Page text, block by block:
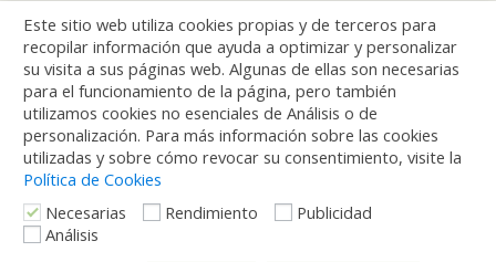
Volver arriba
Móvil Escritorio
Este sitio web utiliza cookies propias y de terceros para
recopilar información que ayuda a optimizar y personalizar
su visita a sus páginas web. Algunas de ellas son necesarias
para el funcionamiento de la página, pero también
utilizamos cookies no esenciales de Análisis o de
personalización. Para más información sobre las cookies
utilizadas y sobre cómo revocar su consentimiento, visite la
Política de Cookies
Necesarias
Rendimiento
Publicidad
Análisis